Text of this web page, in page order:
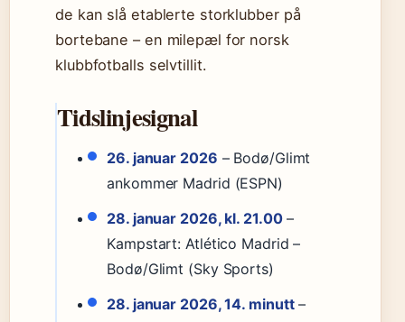
de kan slå etablerte storklubber på
bortebane – en milepæl for norsk
klubbfotballs selvtillit.
Tidslinjesignal
26. januar 2026 – Bodø/Glimt
ankommer Madrid (ESPN)
28. januar 2026, kl. 21.00–
Kampstart: Atlético Madrid –
Bodø/Glimt (Sky Sports)
28. januar 2026, 14. minutt–